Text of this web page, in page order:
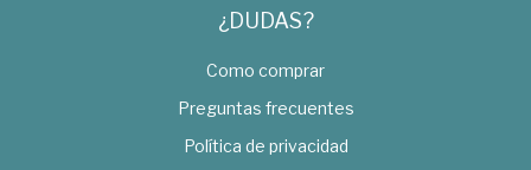
¿DUDAS?
Como comprar
Preguntas frecuentes
Política de privacidad